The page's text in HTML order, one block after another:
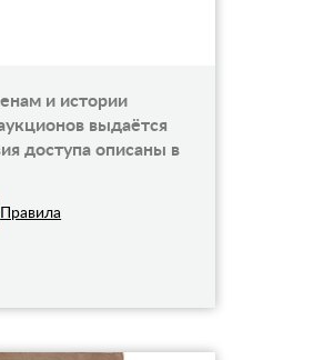
и истории
выдаётся
доступа описаны в
Правила